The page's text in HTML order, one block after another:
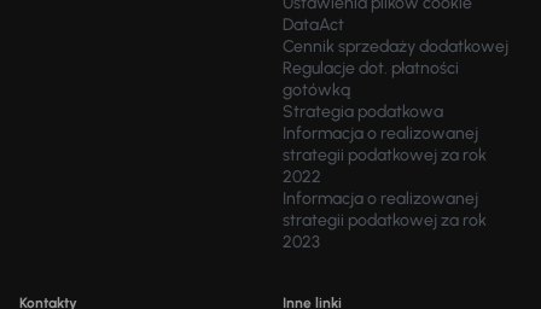
DataAct
Cennik sprzedaży dodatkowej
Regulacje dot. płatności
gotówką
Strategia podatkowa
Informacja o realizowanej
strategii podatkowej za rok
2022
Informacja o realizowanej
strategii podatkowej za rok
2023
Kontakty Inne linki